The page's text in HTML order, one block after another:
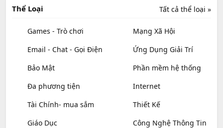
Tất cả thể loại »
Thể Loại
Games - Trò chơi
Mạng Xã Hội
Email - Chat - Gọi Điện
Ứng Dụng Giải Trí
Bảo Mật
Phần mềm hệ thống
Đa phương tiện
Internet
Tài Chính- mua sắm
Thiết Kế
Giáo Dục
Công Nghệ Thông Tin